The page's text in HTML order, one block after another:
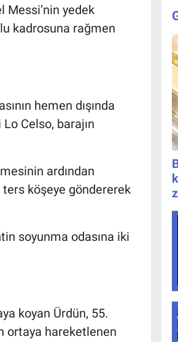
yedek
kadrosuna rağmen
hemen dışında
Celso, barajın
ardından
ters köşeye göndererek
soyunma odasına iki
koyan Ürdün, 55.
ortaya hareketlenen